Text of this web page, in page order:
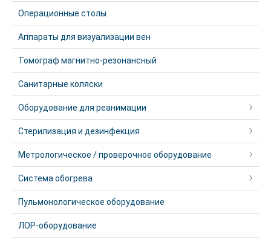
Операционные столы
Аппараты для визуализации вен
Томограф магнитно-резонансный
Санитарные коляски
Оборудование для реанимации
Стерилизация и дезинфекция
Метрологическое / проверочное оборудование
Система обогрева
Пульмонологическое оборудование
ЛОР-оборудование